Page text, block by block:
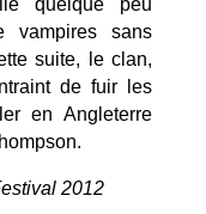
vampires sans
suite, le clan,
de fuir les
en Angleterre
2012